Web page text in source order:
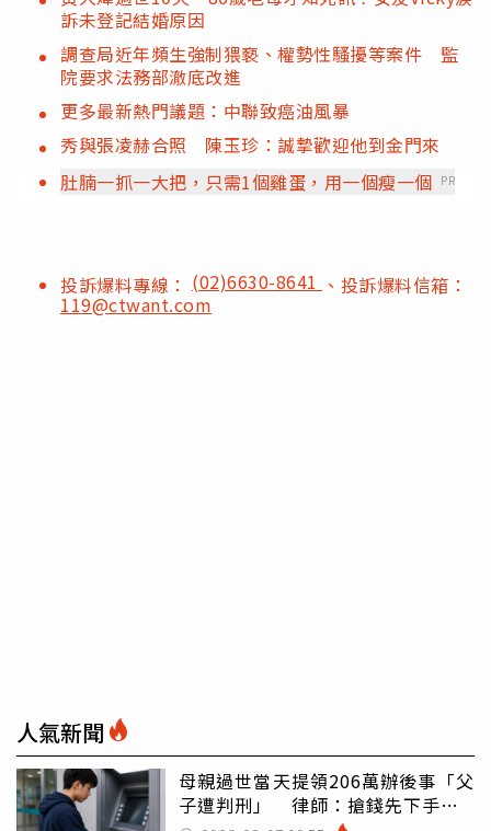
訴未登記結婚原因
調查局近年頻生強制猥褻、權勢性騷擾等案件 監
院要求法務部澈底改進
更多最新熱門議題：中聯致癌油風暴
秀與張凌赫合照 陳玉珍：誠摯歡迎他到金門來
肚腩一抓一大把，只需1個雞蛋，用一個瘦一個 PR
投訴爆料專線： (02)6630-8641 、投訴爆料信箱：
119@ctwant.com
人氣新聞
母親過世當天提領206萬辦後事「父
子遭判刑」 律師：搶錢先下手是